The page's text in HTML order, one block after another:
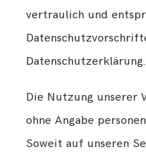
vertraulich und
Datenschutzerklärung.
Die Nutzung unserer
ohne Angabe
Soweit auf unseren